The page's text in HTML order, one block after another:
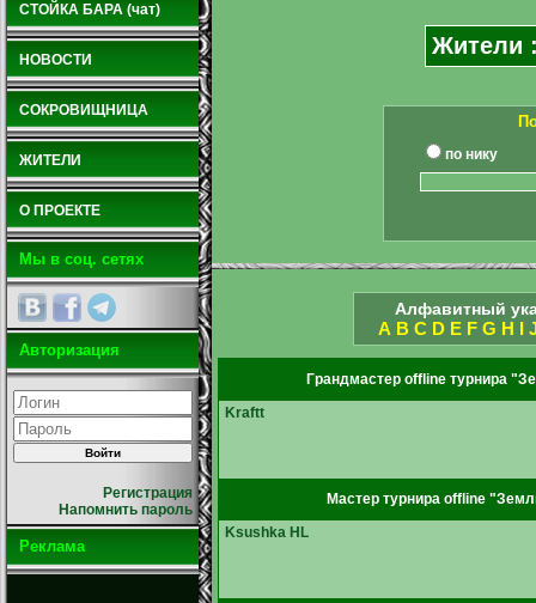
СТОЙКА БАРА (чат)
НОВОСТИ
СОКРОВИЩНИЦА
ЖИТЕЛИ
О ПРОЕКТЕ
Мы в соц. сетях
Авторизация
Регистрация
Напомнить пароль
Реклама
Жители
по нику
Алфавитный
A B C D E F G H I
Грандмастер offline турнира
Kraftt
Мастер турнира offline
Ksushka HL